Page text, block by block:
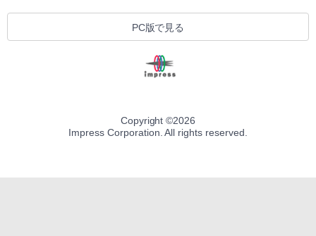
PC版で見る
Copyright ©2026
Impress Corporation. All rights reserved.